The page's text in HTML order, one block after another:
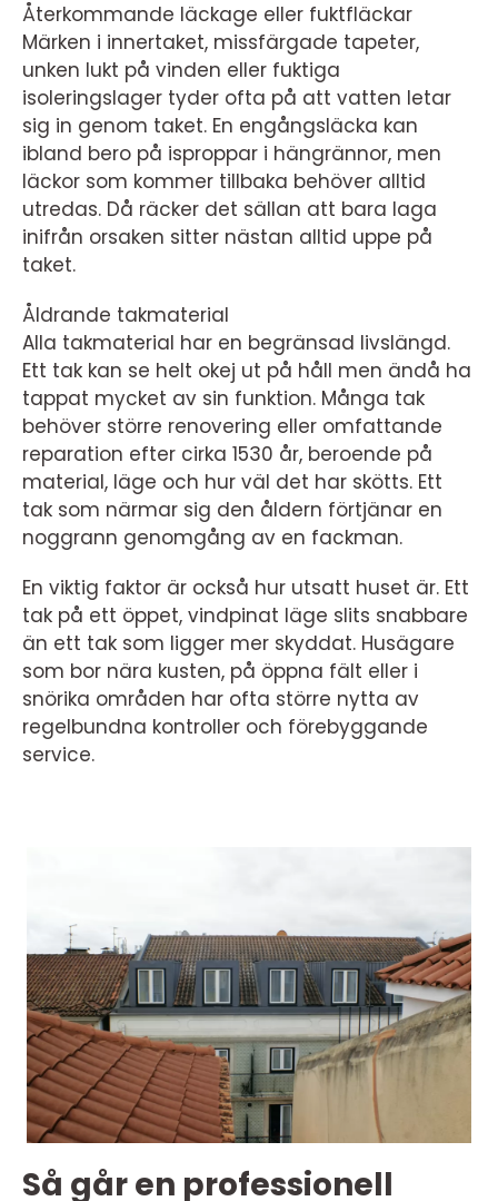
Återkommande läckage eller fuktfläckar
Märken i innertaket, missfärgade tapeter,
unken lukt på vinden eller fuktiga
isoleringslager tyder ofta på att vatten letar
sig in genom taket. En engångsläcka kan
ibland bero på isproppar i hängrännor, men
läckor som kommer tillbaka behöver alltid
utredas. Då räcker det sällan att bara laga
inifrån orsaken sitter nästan alltid uppe på
taket.
Åldrande takmaterial
Alla takmaterial har en begränsad livslängd.
Ett tak kan se helt okej ut på håll men ändå ha
tappat mycket av sin funktion. Många tak
behöver större renovering eller omfattande
reparation efter cirka 1530 år, beroende på
material, läge och hur väl det har skötts. Ett
tak som närmar sig den åldern förtjänar en
noggrann genomgång av en fackman.
En viktig faktor är också hur utsatt huset är. Ett
tak på ett öppet, vindpinat läge slits snabbare
än ett tak som ligger mer skyddat. Husägare
som bor nära kusten, på öppna fält eller i
snörika områden har ofta större nytta av
regelbundna kontroller och förebyggande
service.
Så går en professionell